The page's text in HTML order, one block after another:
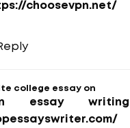
choosevpn.net/
college essay on
essay writing